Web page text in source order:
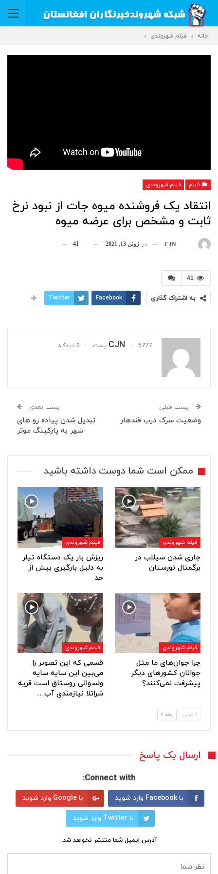
خانه فیلم شهروندی
فیلم فیلم شهروندی
انتقاد یک فروشنده میوه جات از نبود نرخ
ثابت و مشخص برای عرضه میوه
CJN در ژوئن 13, 2021 41
41
به اشتراک گذاری Facebook
Twitter
CJN 5777 پست 0 دیدگاه
پست قبلی
وضعیت سرک درب قندهار
پست بعدی
تبدیل شدن پیاده رو های
شهر به پارکینگ موتر
ممکن است شما دوست داشته باشید
فیلم شهروندی
جاری شدن سیلاب در
برگمتال نورستان
فیلم شهروندی
ریزش بار یک دستگاه تیلر
به دلیل بارگیری بیش از
حد
فیلم شهروندی
چرا جوان‌های ما مثل
جوانان کشورهای دیگر
پیشرفت نمی‌کنند؟
فیلم شهروندی
قسمی که این تصویر را
می‌بین این سایه سایه
ولسوالی روستاق است قریه
شراتلا نیازمندی آب…
قبلی بعد
ارسال یک پاسخ
Connect with:
با Facebook وارد شوید با Google وارد شوید
با Twitter وارد شوید
آدرس ایمیل شما منتشر نخواهد شد.